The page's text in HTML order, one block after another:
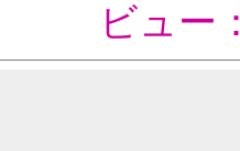
ビュー